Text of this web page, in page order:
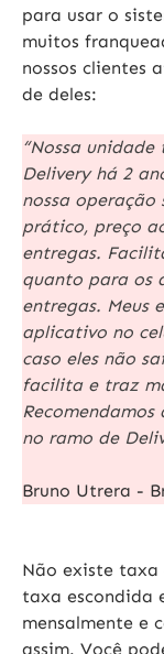
para usar o
muitos
nossos clientes
de deles:
“Nossa
Delivery há 2
nossa operação
prático, preço
entregas.
quanto para os
entregas. Meus
aplicativo no
caso eles não
facilita e traz
no ramo de
Bruno Utrera -
Não existe taxa
taxa escondida
mensalmente e
assim. Você